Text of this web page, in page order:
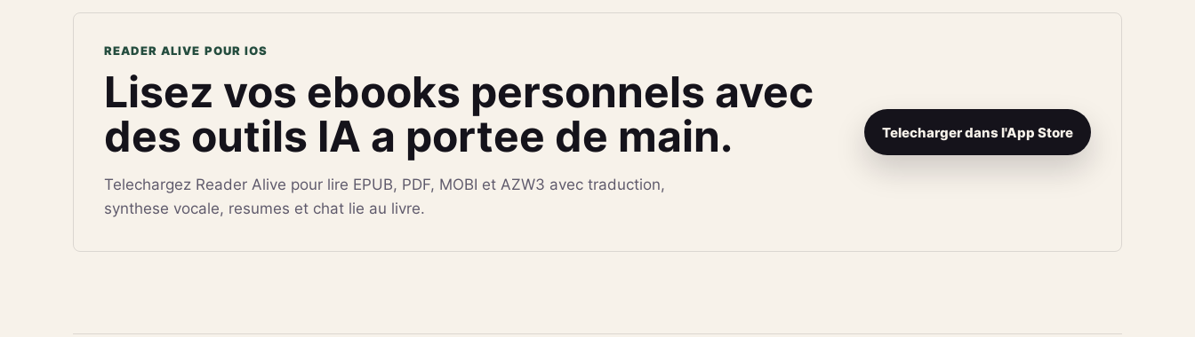
READER ALIVE POUR IOS
Lisez vos ebooks personnels avec
des outils IA a portee de main.
Telechargez Reader Alive pour lire EPUB, PDF, MOBI et AZW3 avec traduction,
synthese vocale, resumes et chat lie au livre.
Telecharger dans l'App Store